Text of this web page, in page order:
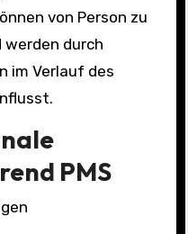
von Person zu
werden durch
im Verlauf des
PMS